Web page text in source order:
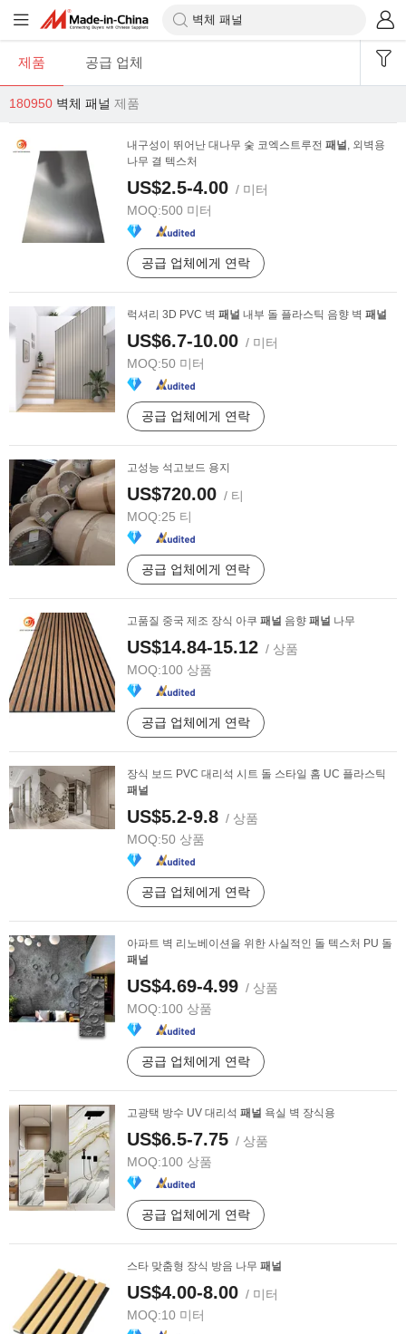
제품 공급 업체
180950 벽체 패널 제품
내구성이 뛰어난 대나무 숯 코엑스트루전 패널, 외벽용
나무 결 텍스처
US$2.5-4.00 / 미터
MOQ:500 미터
공급 업체에게 연락
럭셔리 3D PVC 벽 패널 내부 돌 플라스틱 음향 벽 패널
US$6.7-10.00 / 미터
MOQ:50 미터
공급 업체에게 연락
고성능 석고보드 용지
US$720.00 / 티
MOQ:25 티
공급 업체에게 연락
고품질 중국 제조 장식 아쿠 패널 음향 패널 나무
US$14.84-15.12 / 상품
MOQ:100 상품
공급 업체에게 연락
장식 보드 PVC 대리석 시트 돌 스타일 홈 UC 플라스틱
패널
US$5.2-9.8 / 상품
MOQ:50 상품
공급 업체에게 연락
아파트 벽 리노베이션을 위한 사실적인 돌 텍스처 PU 돌
패널
US$4.69-4.99 / 상품
MOQ:100 상품
공급 업체에게 연락
고광택 방수 UV 대리석 패널 욕실 벽 장식용
US$6.5-7.75 / 상품
MOQ:100 상품
공급 업체에게 연락
스타 맞춤형 장식 방음 나무 패널
US$4.00-8.00 / 미터
MOQ:10 미터